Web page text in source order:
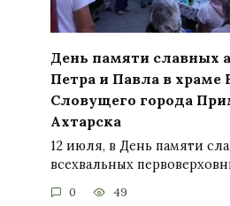
День памяти славных
Петра и Павла в храме
Словущего города
Ахтарска
12 июля, в День памяти
всехвальных
0 49